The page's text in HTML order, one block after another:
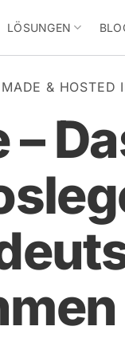
LÖSUNGEN
& HOSTED